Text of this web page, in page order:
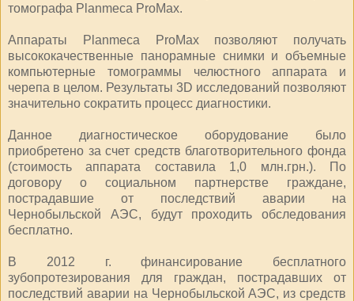
томографа Planmeca ProMax.
Аппараты Planmeca ProMax позволяют получать
высококачественные панорамные снимки и объемные
компьютерные томограммы челюстного аппарата и
черепа в целом. Результаты 3D исследований позволяют
значительно сократить процесс диагностики.
Данное диагностическое оборудование было
приобретено за счет средств благотворительного фонда
(стоимость аппарата составила 1,0 млн.грн.). По
договору о социальном партнерстве граждане,
пострадавшие от последствий аварии на
Чернобыльской АЭС, будут проходить обследования
бесплатно.
В 2012 г. финансирование бесплатного
зубопротезирования для граждан, пострадавших от
последствий аварии на Чернобыльской АЭС, из средств